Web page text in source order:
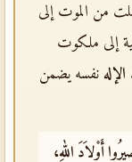
من الموت إلى
إلى ملكوت
الإله نفسه يضمن
أَوْلاَدَ اللهِ،